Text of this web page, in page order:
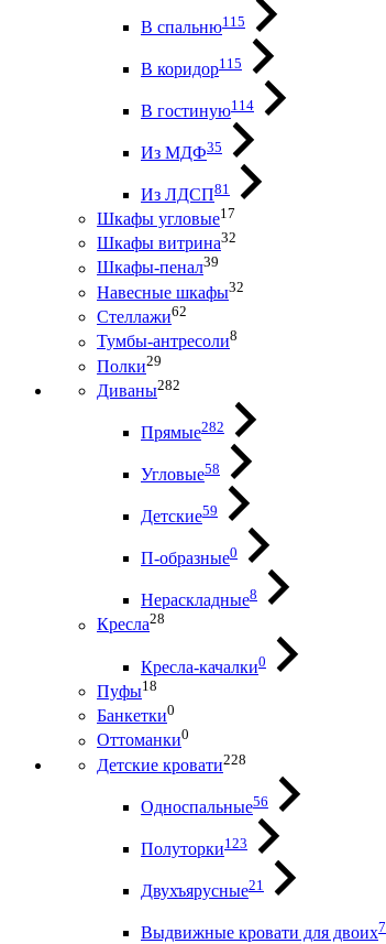
В спальню115
В коридор115
В гостиную114
Из МДФ35
Из ЛДСП81
Шкафы угловые17
Шкафы витрина32
Шкафы-пенал39
Навесные шкафы32
Стеллажи62
Тумбы-антресоли8
Полки29
Диваны282
Прямые282
Угловые58
Детские59
П-образные0
Нераскладные8
Кресла28
Кресла-качалки0
Пуфы18
Банкетки0
Оттоманки0
Детские кровати228
Односпальные56
Полуторки123
Двухъярусные21
Выдвижные кровати для двоих7